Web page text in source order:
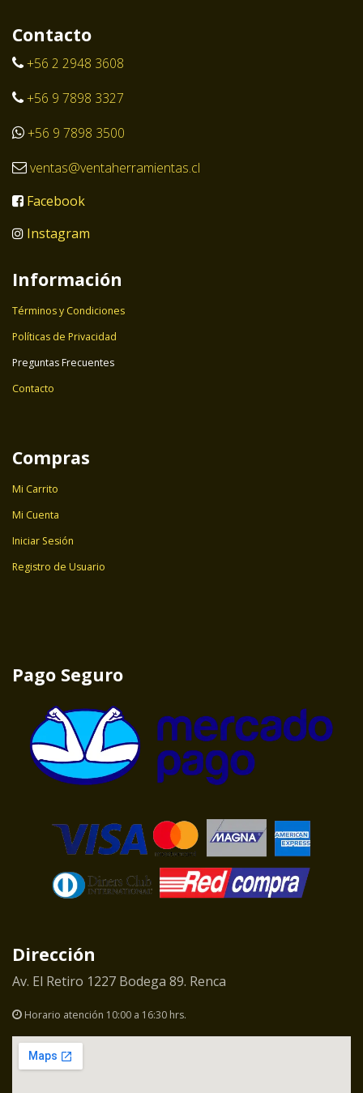
Contacto
+56 2 2948 3608
+56 9 7898 3327
+56 9 7898 3500
ventas@ventaherramientas.cl
Facebook
Instagram
Información
Términos y Condiciones
Políticas de Privacidad
Preguntas Frecuentes
Contacto
Compras
Mi Carrito
Mi Cuenta
Iniciar Sesión
Registro de Usuario
Pago Seguro
Dirección
Av. El Retiro 1227 Bodega 89. Renca
Horario atención 10:00 a 16:30 hrs.